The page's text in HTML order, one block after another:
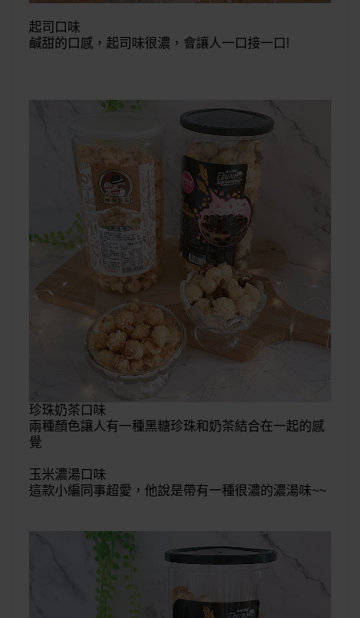
起司口味
鹹甜的口感，起司味很濃，會讓人一口接一口!
珍珠奶茶口味
兩種顏色讓人有一種黑糖珍珠和奶茶結合在一起的感
覺
玉米濃湯口味
這款小編同事超愛，他說是帶有一種很濃的濃湯味~~